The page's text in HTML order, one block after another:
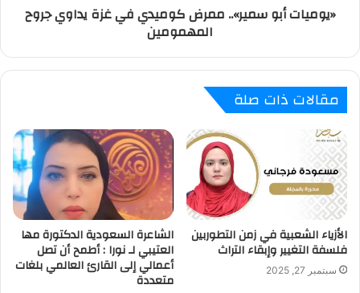
«يوميات أبو سمير».. ممرض كوميدي في غزة يداوي جروح
المهمومين
مقالات ذات صلة
الأزياء الشعبية في زمن التطوربين
فلسفة التغيير وإبقاء التراث
سبتمبر 27, 2025
الشاعرة السعودية الدكتورة مها
العتيبي لـ نورا : أطمح أن تصل
أعمالي إلى القارئ العالمي بلغات
متعددة